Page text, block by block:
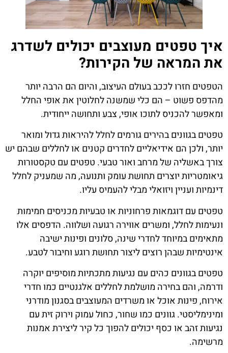
איך טפטים מעוצבים יכולים לשדרג
את המראה של הקירות?
הטפטים חזרו לככב בעולם העיצוב, והיום הם הרבה יותר
מהדפס פשוט – הם כלי שמשנה לחלוטין את אופי החלל
ומאפשר להכניס לתוכו אופי, צבע ותחושה ייחודית.
טפטים בגוונים בהירים גורמים לחלל להיראות גדול ומואר
יותר, ולכן הם אידיאליים לחדרים קטנים או לחללים שבהם יש
צורך באשליה של מרחב ואור טבעי. טפטים עם טקסטורות
גיאומטריות יוצרים תחושת עומק ותנועה, מה שמעניק לחלל
דינמיות ועניין ויזואלי מבלי להעמיס עליו.
טפטים עם דוגמאות פרחוניות או טבעיות מכניסים חמימות
ונעימות לחלל, ומשרים אווירה רגועה ושלווה. הדפסים אלו
מתאימים במיוחד לחדרי שינה, סלונים ופינות ישיבה
אינטימיות שבהן רוצים ליצור תחושת רוגע וחיבור לטבע.
טפטים בגוונים כהים עם נגיעות מתכתיות מוסיפים יוקרה
ודרמה, והם בחירה מושלמת לחללים אלגנטיים כמו חדרי
אירוח, פינות אוכל או משרדים המעוצבים בסגנון מודרני
ומינימליסטי. גוונים כמו שחור, כחול עמוק וירוק זית עם
נגיעות זהב או כסף יכולים להפוך כל קיר ליצירת אמנות
מרשימה.